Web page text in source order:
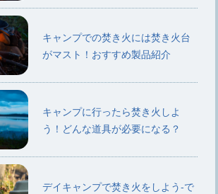
キャンプでの焚き火には焚き火台
がマスト！おすすめ製品紹介
キャンプに行ったら焚き火しよ
う！どんな道具が必要になる？
デイキャンプで焚き火をしよう-で